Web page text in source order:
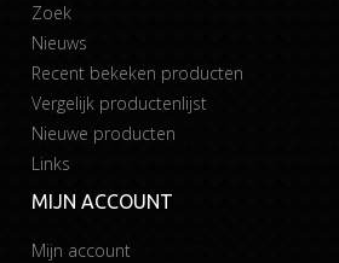
Zoek
Nieuws
Recent bekeken producten
Vergelijk productenlijst
Nieuwe producten
Links
MIJN ACCOUNT
Mijn account